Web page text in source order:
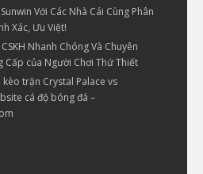
Với Các Nhà Cái Cùng Phân
Xác, Ưu Việt!
Nhanh Chóng Và Chuyên
của Người Chơi Thứ Thiết
trận Crystal Palace vs
cá độ bóng đá –